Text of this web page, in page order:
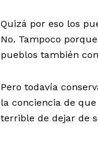
Quizá por eso los
No. Tampoco
pueblos también
Pero todavía
la conciencia de
terrible de dejar de